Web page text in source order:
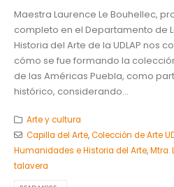
Maestra Laurence Le Bouhellec,
completo en el Departamento de
Historia del Arte de la UDLAP nos
cómo se fue formando la
de las Américas Puebla, como
histórico, considerando...
Arte y cultura
Capilla del Arte,Colección de Arte
Humanidades e Historia del Arte,Mtra.
talavera